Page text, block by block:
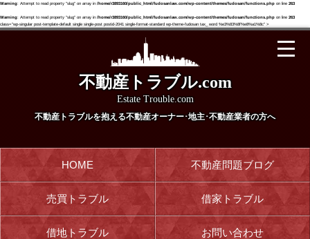
Warning: Attempt to read property "slug" on array in /home/r3893160/public_html/fudosanlaw.com/wp-content/themes/fudosan/functions.php on line 263
Warning: Attempt to read property "slug" on array in /home/r3893160/public_html/fudosanlaw.com/wp-content/themes/fudosan/functions.php on line 263
class="wp-singular post-template-default single single-post postid-2041 single-format-standard wp-theme-fudosan tax_ word %e3%83%8f%e8%a1%8c" >
不動産トラブル.com
Estate Trouble.com
不動産トラブルを抱える不動産オーナー･地主･不動産業者の方へ
HOME 不動産問題ブログ
売買トラブル 借家トラブル
借地トラブル お問い合わせ